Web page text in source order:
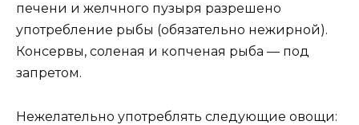
печени и желчного пузыря разрешено
употребление рыбы (обязательно нежирной).
Консервы, соленая и копченая рыба — под
запретом.
Нежелательно употреблять следующие овощи: